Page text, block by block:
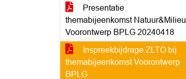
Presentatie
themabijeenkomst Natuur&Milieu
Voorontwerp BPLG 20240418
Inspreekbijdrage ZLTO bij
themabijeenkomst Voorontwerp
BPLG